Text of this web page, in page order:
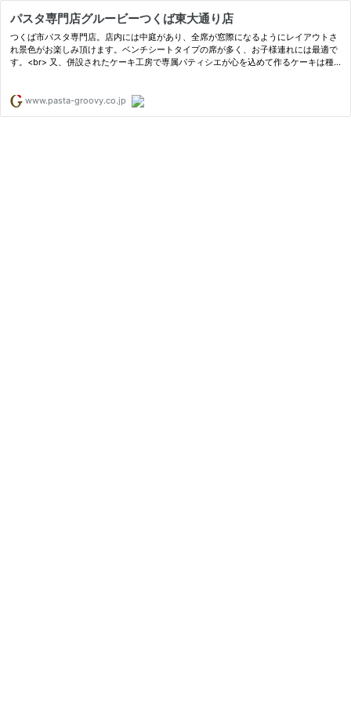
パスタ専門店グルービーつくば東大通り店
つくば市パスタ専門店。店内には中庭があり、全席が窓際になるようにレイアウトさ
れ景色がお楽しみ頂けます。ベンチシートタイプの席が多く、お子様連れには最適で
す。<br> 又、併設されたケーキ工房で専属パティシエが心を込めて作るケーキは種
www.pasta-groovy.co.jp